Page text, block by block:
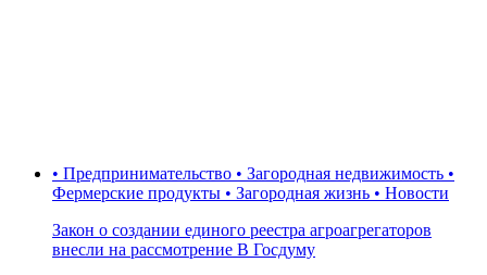
• Предпринимательство • Загородная недвижимость •
Фермерские продукты • Загородная жизнь • Новости
Закон о создании единого реестра агроагрегаторов
внесли на рассмотрение В Госдуму